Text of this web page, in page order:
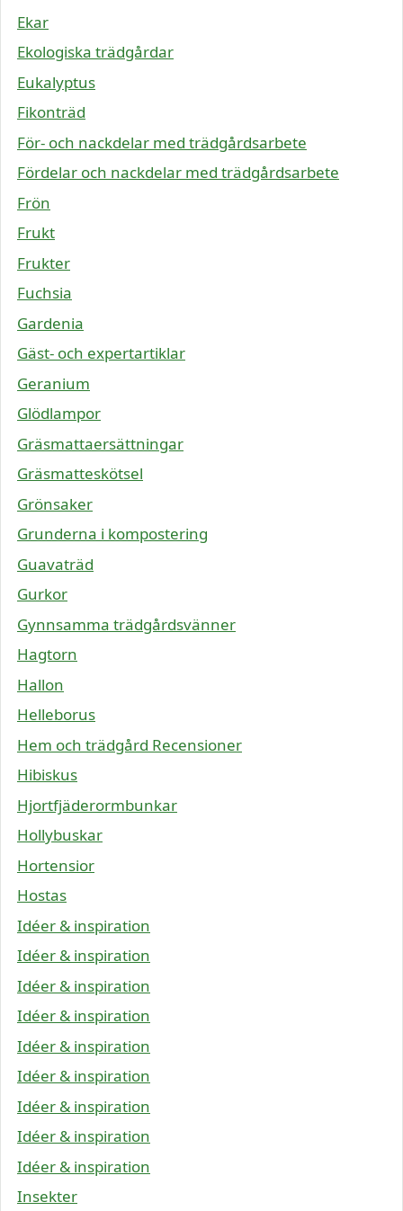
Ekar
Ekologiska trädgårdar
Eukalyptus
Fikonträd
För- och nackdelar med trädgårdsarbete
Fördelar och nackdelar med trädgårdsarbete
Frön
Frukt
Frukter
Fuchsia
Gardenia
Gäst- och expertartiklar
Geranium
Glödlampor
Gräsmattaersättningar
Gräsmatteskötsel
Grönsaker
Grunderna i kompostering
Guavaträd
Gurkor
Gynnsamma trädgårdsvänner
Hagtorn
Hallon
Helleborus
Hem och trädgård Recensioner
Hibiskus
Hjortfjäderormbunkar
Hollybuskar
Hortensior
Hostas
Idéer & inspiration
Idéer & inspiration
Idéer & inspiration
Idéer & inspiration
Idéer & inspiration
Idéer & inspiration
Idéer & inspiration
Idéer & inspiration
Idéer & inspiration
Insekter